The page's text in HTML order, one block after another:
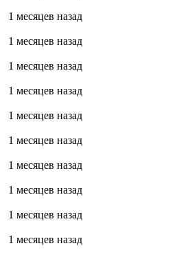
1 месяцев назад
1 месяцев назад
1 месяцев назад
1 месяцев назад
1 месяцев назад
1 месяцев назад
1 месяцев назад
1 месяцев назад
1 месяцев назад
1 месяцев назад